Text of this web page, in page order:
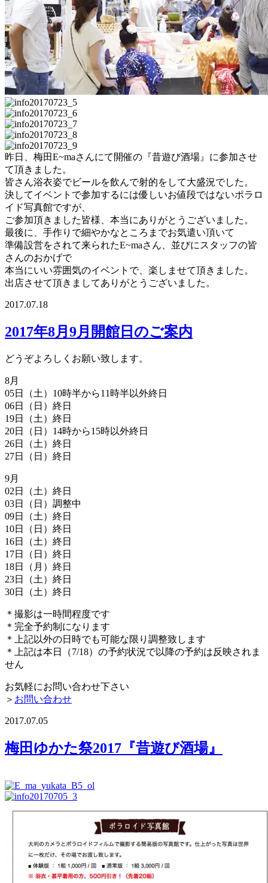
昨日、梅田E~maさんにて開催の『昔遊び酒場』に参加させ
て頂きました。
皆さん浴衣姿でビールを飲んで射的をして大盛況でした。
決してイベントで参加するには優しいお値段ではないポラロ
イド写真館ですが、
ご参加頂きました皆様、本当にありがとうございました。
最後に、手作りで細やかなところまでお気遣い頂いて
準備設営をされて来られたE~maさん、並びにスタッフの皆
さんのおかげで
本当にいい雰囲気のイベントで、楽しませて頂きました。
出店させて頂きましてありがとうございました。
2017.07.18
2017年8月9月開館日のご案内
どうぞよろしくお願い致します。
8月
05日（土）10時半から11時半以外終日
06日（日）終日
19日（土）終日
20日（日）14時から15時以外終日
26日（土）終日
27日（日）終日
9月
02日（土）終日
03日（日）調整中
09日（土）終日
10日（日）終日
16日（土）終日
17日（日）終日
18日（月）終日
23日（土）終日
30日（土）終日
＊撮影は一時間程度です
＊完全予約制になります
＊上記以外の日時でも可能な限り調整致します
＊上記は本日（7/18）の予約状況で以降の予約は反映されま
せん
お気軽にお問い合わせ下さい
＞ お問い合わせ
2017.07.05
梅田ゆかた祭2017『昔遊び酒場』